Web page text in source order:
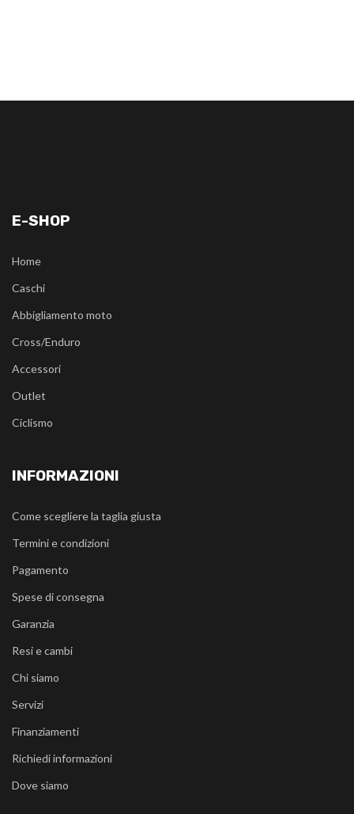
E-SHOP
Home
Caschi
Abbigliamento moto
Cross/Enduro
Accessori
Outlet
Ciclismo
INFORMAZIONI
Come scegliere la taglia giusta
Termini e condizioni
Pagamento
Spese di consegna
Garanzia
Resi e cambi
Chi siamo
Servizi
Finanziamenti
Richiedi informazioni
Dove siamo